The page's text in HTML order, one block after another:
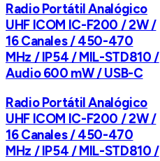
Radio Portátil Analógico
UHF ICOM IC-F200 / 2W /
16 Canales / 450-470
MHz / IP54 / MIL-STD810 /
Audio 600 mW / USB-C
Radio Portátil Analógico
UHF ICOM IC-F200 / 2W /
16 Canales / 450-470
MHz / IP54 / MIL-STD810 /